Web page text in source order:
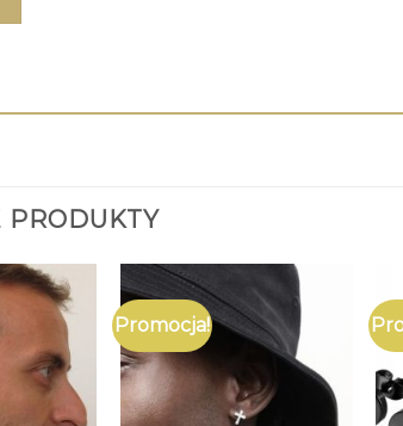
PRODUKTY
Promocja!